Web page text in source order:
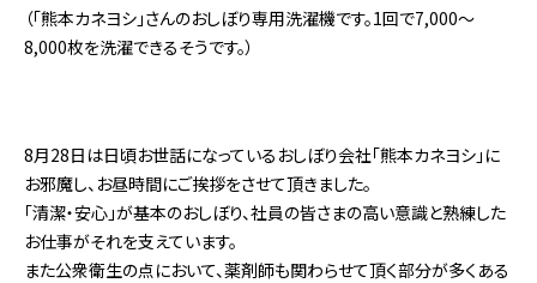
（「熊本カネヨシ」さんのおしぼり専用洗濯機です。1回で7,000～
8,000枚を洗濯できるそうです。）
8月28日は日頃お世話になっているおしぼり会社「熊本カネヨシ」に
お邪魔し、お昼時間にご挨拶をさせて頂きました。
「清潔・安心」が基本のおしぼり、社員の皆さまの高い意識と熟練した
お仕事がそれを支えています。
また公衆衛生の点において、薬剤師も関わらせて頂く部分が多くある